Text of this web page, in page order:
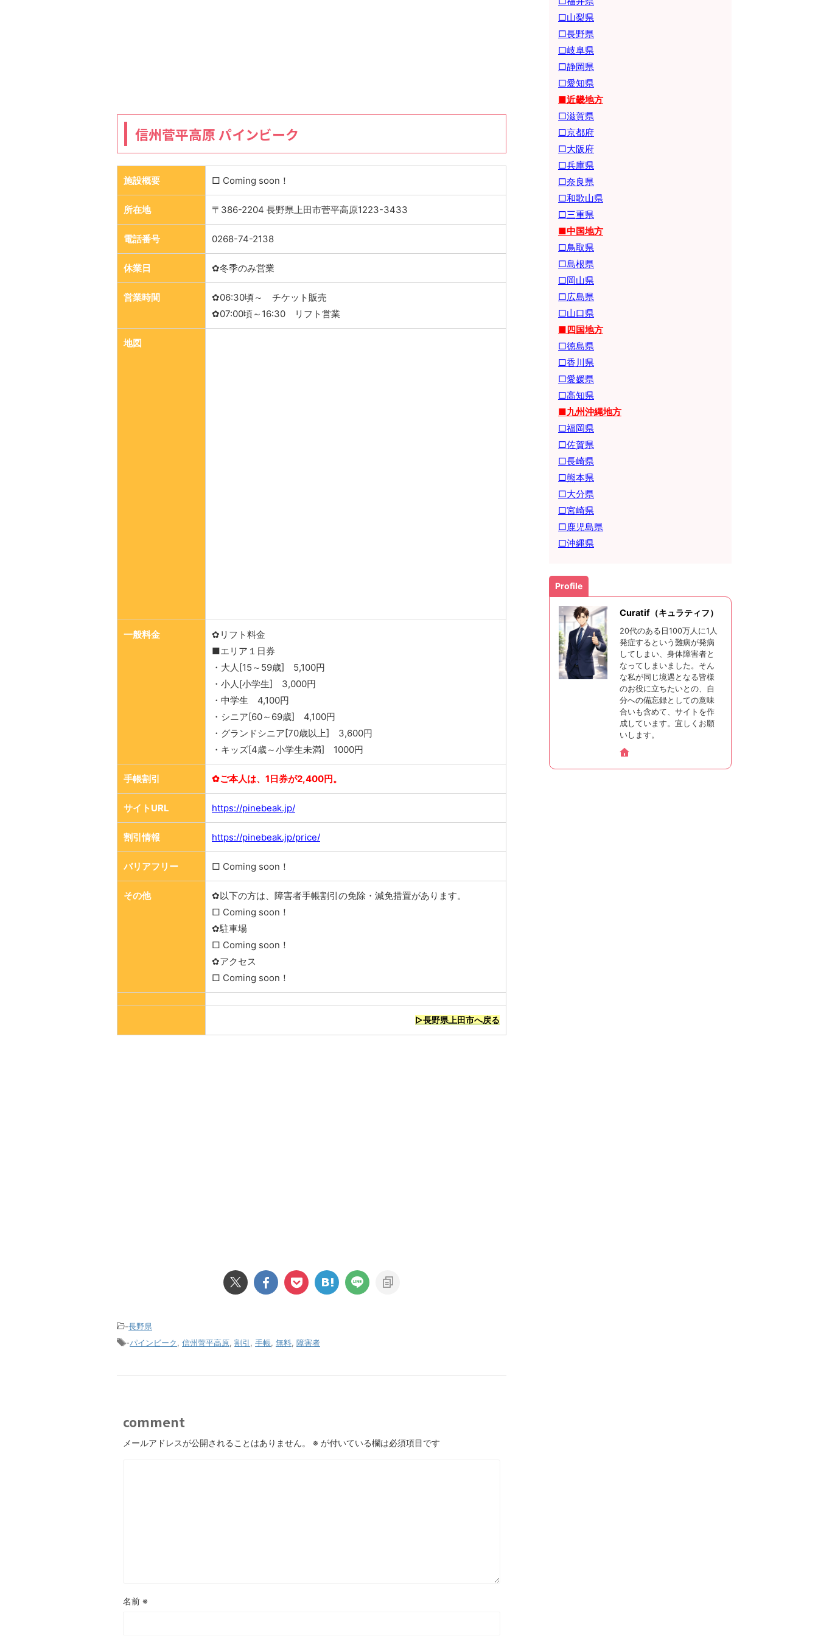
信州菅平高原 パインビーク
施設概要 □ Coming soon！
所在地 〒386-2204 長野県上田市菅平高原1223-3433
電話番号 0268-74-2138
休業日 ✿冬季のみ営業
営業時間
✿06:30頃～ チケット販売
✿07:00頃～16:30 リフト営業
地図
一般料金
✿リフト料金
■エリア１日券
・大人[15～59歳] 5,100円
・小人[小学生] 3,000円
・中学生 4,100円
・シニア[60～69歳] 4,100円
・グランドシニア[70歳以上] 3,600円
・キッズ[4歳～小学生未満] 1000円
手帳割引 ✿ご本人は、1日券が2,400円。
サイトURL https://pinebeak.jp/
割引情報 https://pinebeak.jp/price/
バリアフリー □ Coming soon！
その他
✿以下の方は、障害者手帳割引の免除・減免措置があります。
□ Coming soon！
✿駐車場
□ Coming soon！
✿アクセス
□ Coming soon！
▷長野県上田市へ戻る
-長野県
-パインビーク 信州菅平高原 割引 手帳 無料 障害者
comment
メールアドレスが公開されることはありません。 ※ が付いている欄は必須項目です
名前 ※
□山梨県
□長野県
□岐阜県
□静岡県
□愛知県
■近畿地方
□滋賀県
□京都府
□大阪府
□兵庫県
□奈良県
□和歌山県
□三重県
■中国地方
□鳥取県
□島根県
□岡山県
□広島県
□山口県
■四国地方
□徳島県
□香川県
□愛媛県
□高知県
■九州沖縄地方
□福岡県
□佐賀県
□長崎県
□熊本県
□大分県
□宮崎県
□鹿児島県
□沖縄県
Profile
Curatif（キュラティフ）
20代のある日100万人に1人
発症するという難病が発病
してしまい、身体障害者と
なってしまいました。そん
な私が同じ境遇となる皆様
のお役に立ちたいとの、自
分への備忘録としての意味
合いも含めて、サイトを作
成しています。宜しくお願
いします。